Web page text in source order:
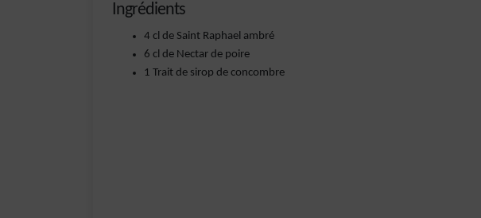
Ingrédients
4 cl de Saint Raphael ambré
6 cl de Nectar de poire
1 Trait de sirop de concombre